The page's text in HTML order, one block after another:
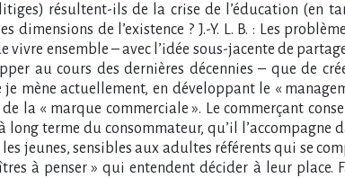
résultent-ils de la crise de l’éducation (en
dimensions de l’existence ? J.-Y. L. B. : Les
vivre ensemble – avec l’idée sous-jacente de
au cours des dernières décennies – que de
je mène actuellement, en développant le «
la « marque commerciale ». Le commerçant
terme du consommateur, qu’il l’accompagne
jeunes, sensibles aux adultes référents qui se
à penser » qui entendent décider à leur place.